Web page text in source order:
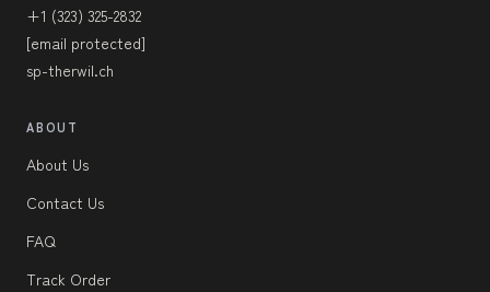
+1 (323) 325-2832
[email protected]
sp-therwil.ch
ABOUT
About Us
Contact Us
FAQ
Track Order